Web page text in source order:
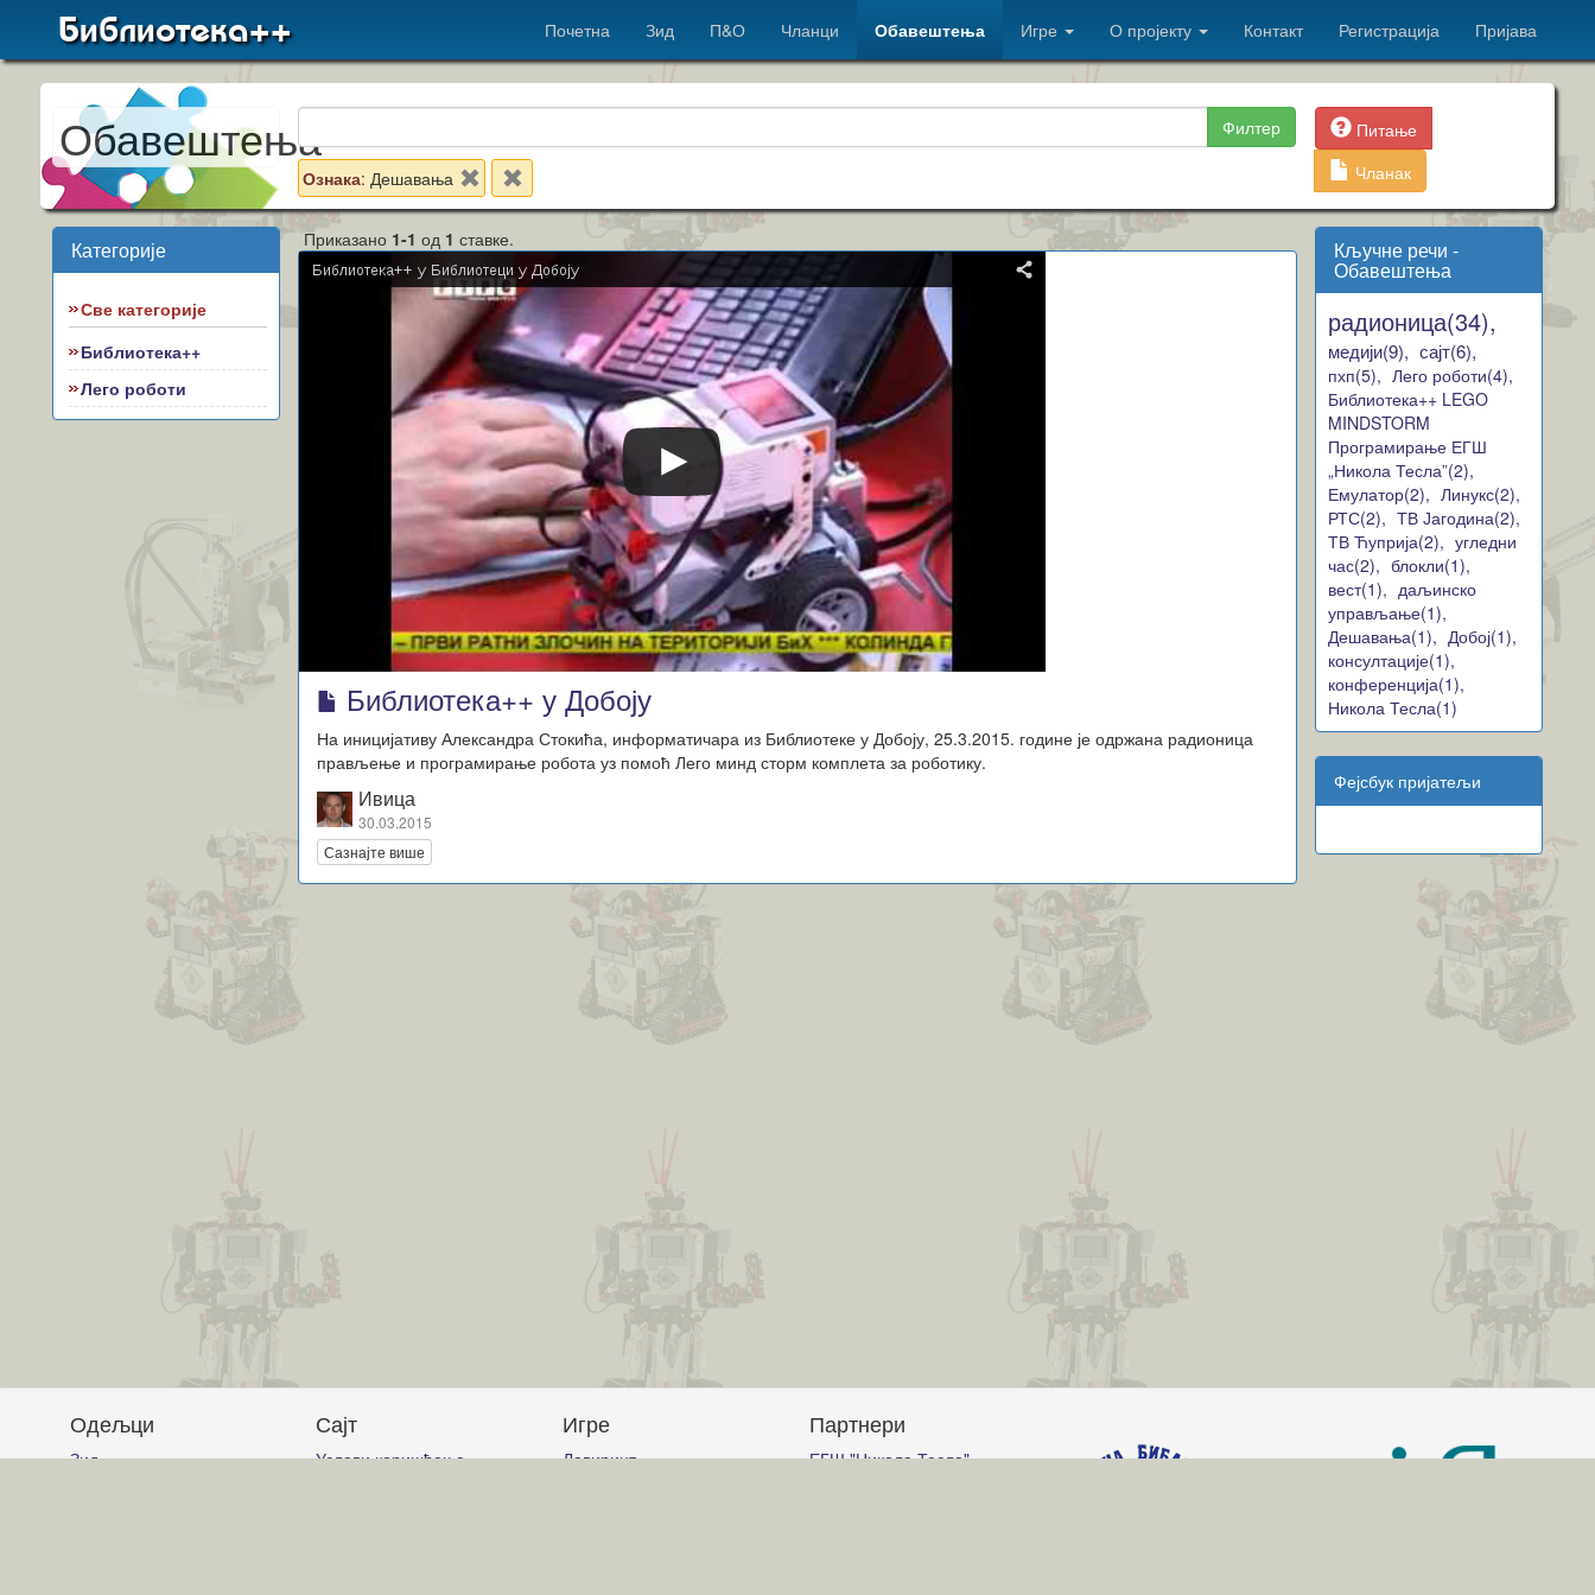
Библиотека++ Почетна Зид П&О Чланци Обавештења Игре О пројекту Контакт Регистрација Пријава
Обавештења Филтер
Ознака: Дешавања
Питање
Чланак
Категорије
Све категорије
Библиотека++
Лего роботи
Приказано 1-1 од 1 ставке.
Библиотека++ у Добоју
На иницијативу Александра Стокића, информатичара из Библиотеке у Добоју, 25.3.2015. године је одржана радионица
прављење и програмирање робота уз помоћ Лего минд сторм комплета за роботику.
Ивица
30.03.2015
Сазнајте више
Кључне речи -
Обавештења
радионица(34),
медији(9), сајт(6),
пхп(5), Лего роботи(4),
Библиотека++ LEGO
MINDSTORM
Програмирање ЕГШ
„Никола Тесла”(2),
Емулатор(2), Линукс(2),
РТС(2), ТВ Јагодина(2),
ТВ Ћуприја(2), угледни
час(2), блокли(1),
вест(1), даљинско
управљање(1),
Дешавања(1), Добој(1),
консултације(1),
конференција(1),
Никола Тесла(1)
Фејсбук пријатељи
Одељци
Зид
Сајт
Услови коришћења
Игре
Лавиринт
Партнери
ЕГШ "Никола Тесла"